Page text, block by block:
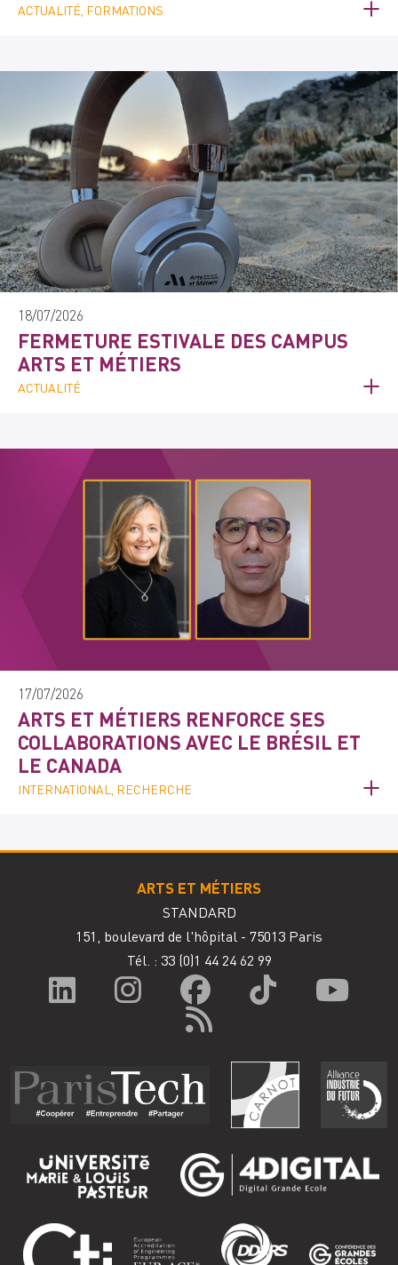
ACTUALITÉ, FORMATIONS
18/07/2026
FERMETURE ESTIVALE DES CAMPUS
ARTS ET MÉTIERS
ACTUALITÉ
17/07/2026
ARTS ET MÉTIERS RENFORCE SES
COLLABORATIONS AVEC LE BRÉSIL ET
LE CANADA
INTERNATIONAL, RECHERCHE
ARTS ET MÉTIERS
STANDARD
151, boulevard de l'hôpital - 75013 Paris
Tél. : 33 (0)1 44 24 62 99